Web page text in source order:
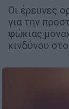
Οι έρευνες
για την
φώκιας
κινδύνου